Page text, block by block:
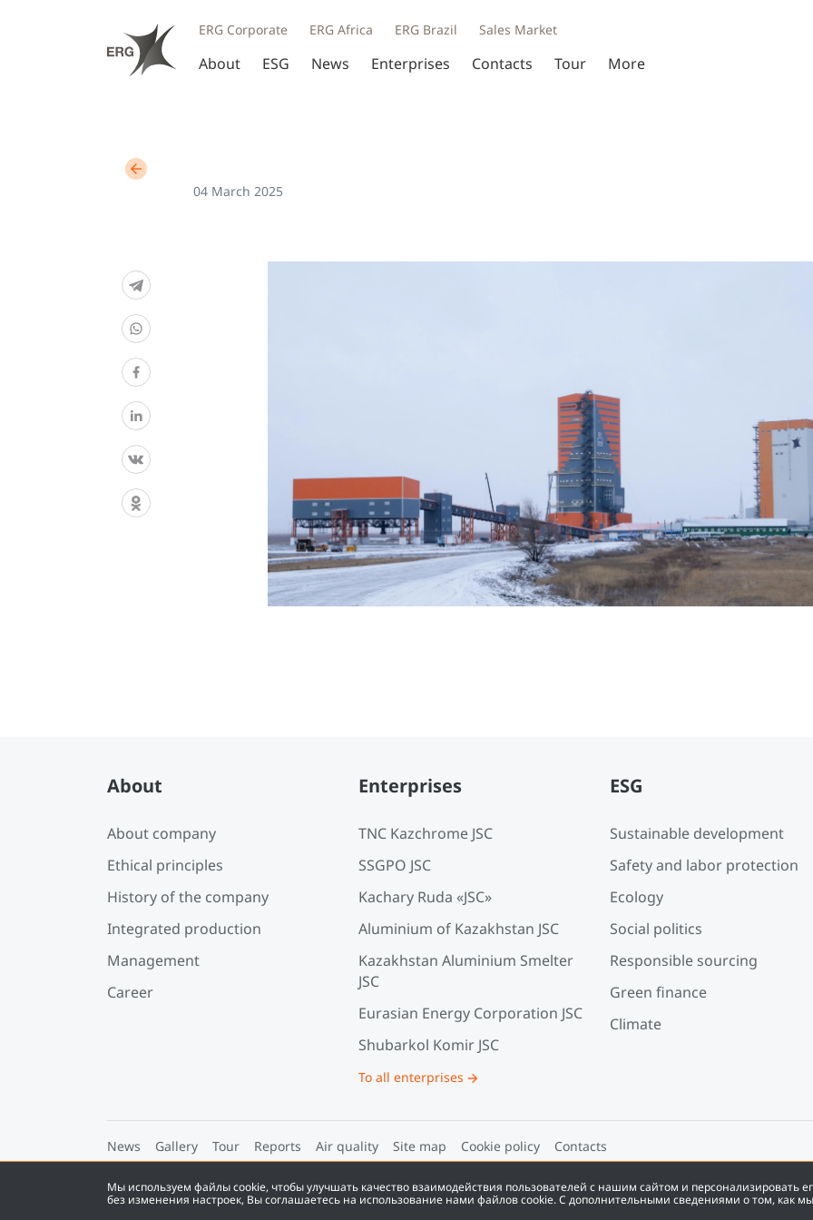
Мы используем файлы cookie, чтобы улучшать качество взаимодействия пользователей с нашим сайтом и персонализировать
без изменения настроек, Вы соглашаетесь на использование нами файлов cookie. С дополнительными сведениями о том, как
ERG Corporate ERG Africa ERG Brazil Sales Market
About ESG News Enterprises Contacts Tour More
04 March 2025
About
About company
Ethical principles
History of the company
Integrated production
Management
Career
Enterprises
TNC Kazchrome JSC
SSGPO JSC
Kachary Ruda «JSC»
Aluminium of Kazakhstan JSC
Kazakhstan Aluminium Smelter
JSC
Eurasian Energy Corporation JSC
Shubarkol Komir JSC
To all enterprises
ESG
Sustainable development
Safety and labor protection
Ecology
Social politics
Responsible sourcing
Green finance
Climate
News Gallery Tour Reports Air quality Site map Cookie policy Contacts
©2026Eurasian Resources Group